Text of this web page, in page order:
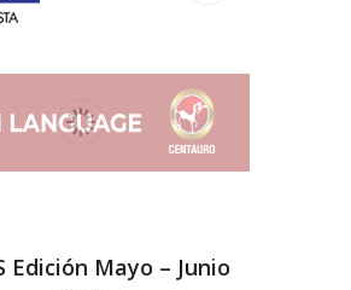
Edición Mayo – Junio